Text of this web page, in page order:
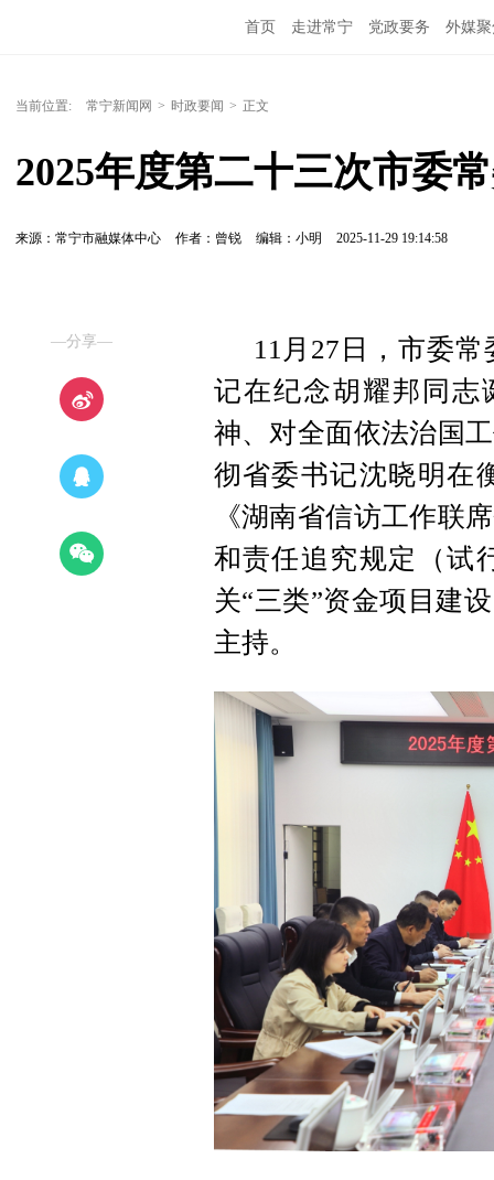
首页 走进常宁 党政要务 外媒
当前位置: 常宁新闻网 > 时政要闻 > 正文
2025年度第二十三次市委
来源：常宁市融媒体中心 作者：曾锐 编辑：小明 2025-11-29 19:14:58
—分享—
11月27日，市委
记在纪念胡耀邦同志
神、对全面依法治国
彻省委书记沈晓明在
《湖南省信访工作联
和责任追究规定（试
关“三类”资金项目建
主持。